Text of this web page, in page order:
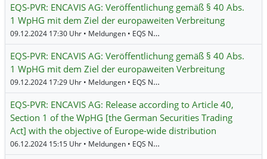
EQS-PVR: ENCAVIS AG: Veröffentlichung gemäß § 40 Abs.
1 WpHG mit dem Ziel der europaweiten Verbreitung
09.12.2024 17:30 Uhr • Meldungen • EQS News •
EQS-PVR: ENCAVIS AG: Veröffentlichung gemäß § 40 Abs.
1 WpHG mit dem Ziel der europaweiten Verbreitung
09.12.2024 17:29 Uhr • Meldungen • EQS News •
EQS-PVR: ENCAVIS AG: Release according to Article 40,
Section 1 of the WpHG [the German Securities Trading
Act] with the objective of Europe-wide distribution
06.12.2024 15:15 Uhr • Meldungen • EQS News •